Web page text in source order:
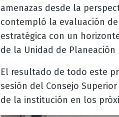
amenazas desde la
contempló la evaluación
estratégica con un
de la Unidad de
El resultado de todo este
sesión del Consejo
de la institución en los